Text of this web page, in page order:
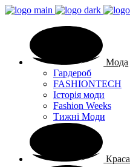
Мода
Гардероб
FASHIONTECH
Історія моди
Fashion Weeks
Тижні Моди
Краса